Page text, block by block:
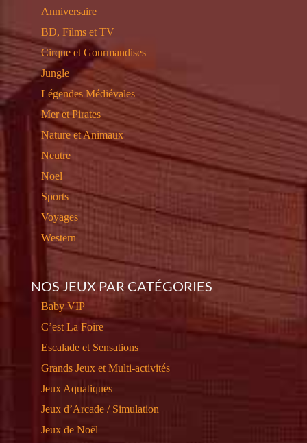
Anniversaire
BD, Films et TV
Cirque et Gourmandises
Jungle
Légendes Médiévales
Mer et Pirates
Nature et Animaux
Neutre
Noel
Sports
Voyages
Western
NOS JEUX PAR CATÉGORIES
Baby VIP
C’est La Foire
Escalade et Sensations
Grands Jeux et Multi-activités
Jeux Aquatiques
Jeux d’Arcade / Simulation
Jeux de Noël